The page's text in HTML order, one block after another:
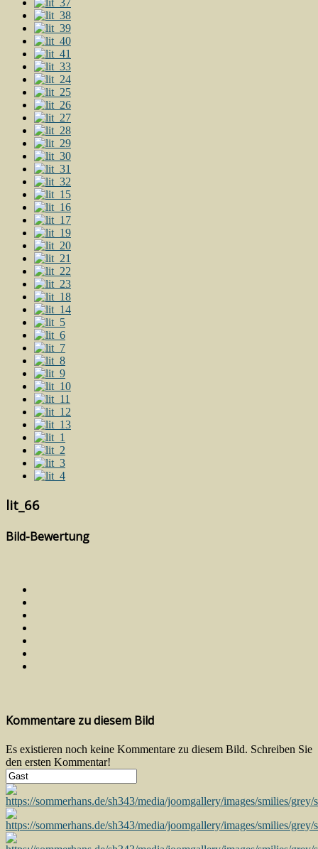
lit_66
Bild-Bewertung
Kommentare zu diesem Bild
Es existieren noch keine Kommentare zu diesem Bild. Schreiben Sie
den ersten Kommentar!